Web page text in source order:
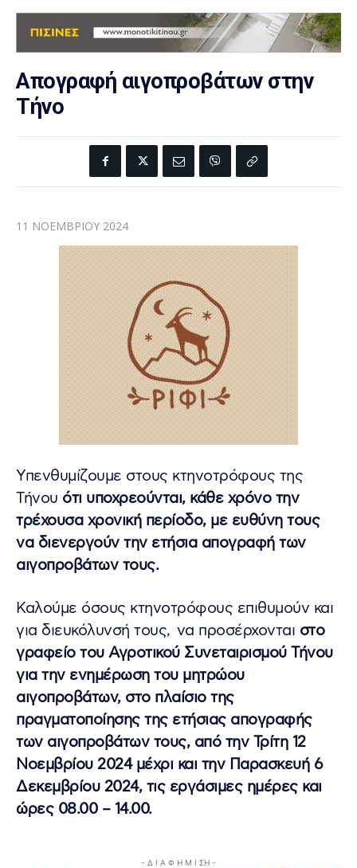
Απογραφή αιγοπροβάτων στην
Τήνο
11 ΝΟΕΜΒΡΊΟΥ 2024
Υπενθυμίζουμε στους κτηνοτρόφους της
Τήνου ότι υποχρεούνται, κάθε χρόνο την
τρέχουσα χρονική περίοδο, με ευθύνη τους
να διενεργούν την ετήσια απογραφή των
αιγοπροβάτων τους.
Καλούμε όσους κτηνοτρόφους επιθυμούν και
για διευκόλυνσή τους, να προσέρχονται στο
γραφείο του Αγροτικού Συνεταιρισμού Τήνου
για την ενημέρωση του μητρώου
αιγοπροβάτων, στο πλαίσιο της
πραγματοποίησης της ετήσιας απογραφής
των αιγοπροβάτων τους, από την Τρίτη 12
Νοεμβρίου 2024 μέχρι και την Παρασκευή 6
Δεκεμβρίου 2024, τις εργάσιμες ημέρες και
ώρες 08.00 – 14.00.
- Δ Ι Α Φ Η Μ Ι ΣΗ -